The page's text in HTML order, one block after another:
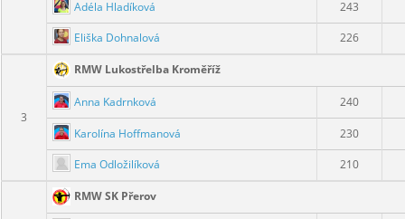
Adéla Hladíková
243
Eliška Dohnalová
226
3
RMW Lukostřelba Kroměříž
Anna Kadrnková 240
Karolína Hoffmanová
230
Ema Odložilíková
210
RMW SK Přerov